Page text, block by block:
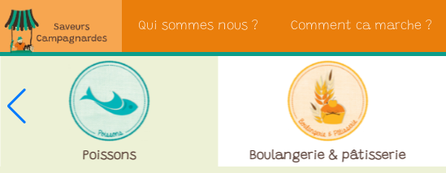
Campagnardes
Qui sommes nous ? Comment ca marche ?
Poissons Boulangerie & pâtisserie